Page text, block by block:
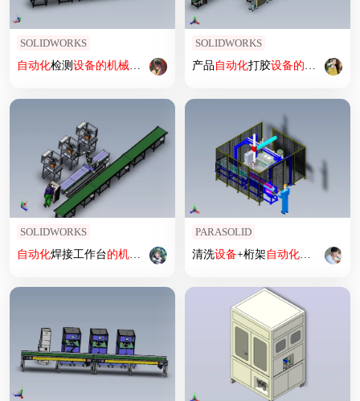
SOLIDWORKS
自动化检测设备的机械手上下料 岗位
SOLIDWORKS
产品自动化打胶设备的 机械手上
SOLIDWORKS
自动化焊接工作台的机械 手上下料 作业
PARASOLID
清洗设备+桁架自动化上 下料